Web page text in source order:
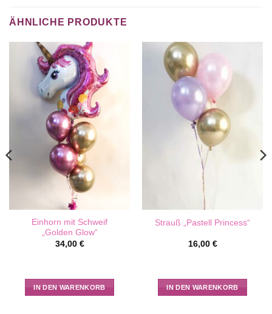
ÄHNLICHE PRODUKTE
Einhorn mit Schweif
„Golden Glow“
34,00 €
IN DEN WARENKORB
Strauß „Pastell Princess“
16,00 €
IN DEN WARENKORB